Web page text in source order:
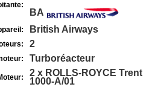
BA
British Airways
2
Turboréacteur
2 x ROLLS-ROYCE Trent
1000-A/01